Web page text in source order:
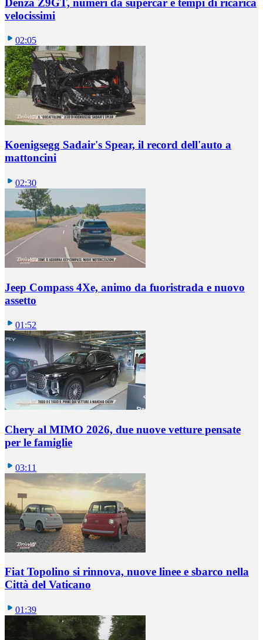
Denza Z9GT, numeri da supercar e tempi di ricarica
velocissimi
02:05
Koenigsegg Sadair's Spear, il record dell'auto a
mattoncini
02:30
Jeep Compass 4Xe, animo da fuoristrada e nuovo
assetto
01:52
Chery al MIMO 2026, due nuove vetture pensate
per le famiglie
03:11
Fiat Topolino si rinnova, nuove linee e sbarco nella
Città del Vaticano
01:39